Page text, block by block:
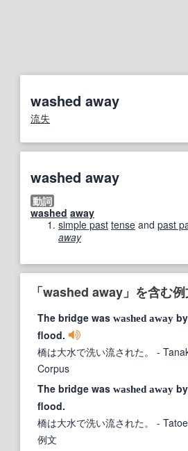
washed away
流失
washed away
動詞
washed away
simple past tense and past
away
「washed away」を含む
The bridge was washed away
flood.
橋は大水で洗い流された。
-
Corpus
The bridge was washed away
flood.
橋は大水で洗い流された。
-
例文